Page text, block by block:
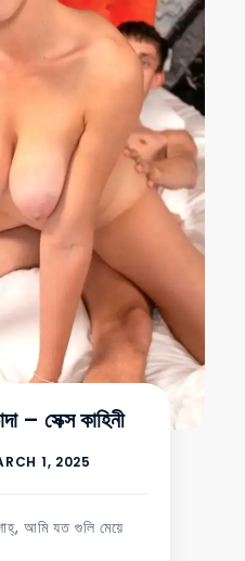
– সেক্স কাহিনী
আমি যত গুলি মেয়ে